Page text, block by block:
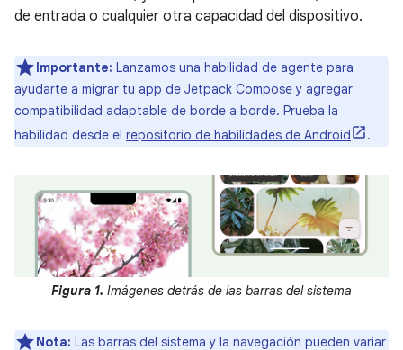
de entrada o cualquier otra capacidad del dispositivo.
Importante: Lanzamos una habilidad de agente para
ayudarte a migrar tu app de Jetpack Compose y agregar
compatibilidad adaptable de borde a borde. Prueba la
habilidad desde el repositorio de habilidades de Android .
Figura 1. Imágenes detrás de las barras del sistema
Nota: Las barras del sistema y la navegación pueden variar